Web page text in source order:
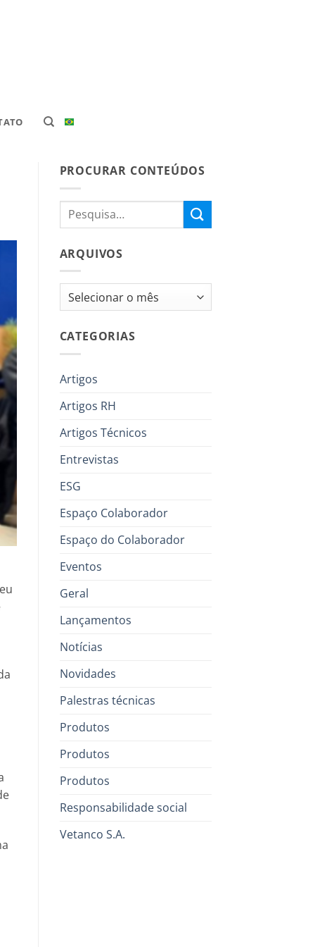
PROCURAR CONTEÚDOS
ARQUIVOS
Arquivos
CATEGORIAS
Artigos
Artigos RH
Artigos Técnicos
Entrevistas
ESG
Espaço Colaborador
Espaço do Colaborador
Eventos
Geral
Lançamentos
Notícias
Novidades
Palestras técnicas
Produtos
Produtos
Produtos
Responsabilidade social
Vetanco S.A.